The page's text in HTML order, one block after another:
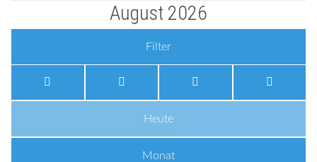
August 2026
Filter
Heute
Monat